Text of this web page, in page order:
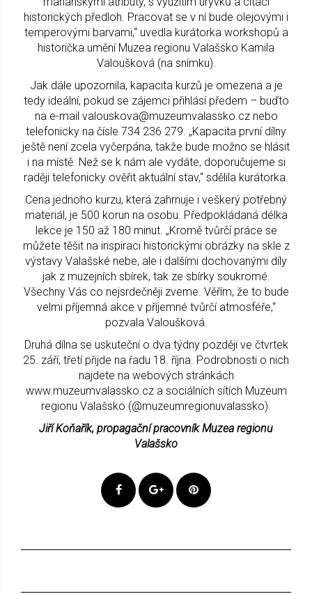
historických předloh. Pracovat se v ní bude olejovými i
temperovými barvami,“ uvedla kurátorka workshopů a
historička umění Muzea regionu Valašsko Kamila
Valoušková (na snímku).
Jak dále upozornila, kapacita kurzů je omezena a je
tedy ideální, pokud se zájemci přihlásí předem – buďto
na e-mail valouskova@muzeumvalassko.cz nebo
telefonicky na čísle 734 236 279. „Kapacita první dílny
ještě není zcela vyčerpána, takže bude možno se hlásit
i na místě. Než se k nám ale vydáte, doporučujeme si
raději telefonicky ověřit aktuální stav,“ sdělila kurátorka.
Cena jednoho kurzu, která zahrnuje i veškerý potřebný
materiál, je 500 korun na osobu. Předpokládaná délka
lekce je 150 až 180 minut. „Kromě tvůrčí práce se
můžete těšit na inspiraci historickými obrázky na skle z
výstavy Valašské nebe, ale i dalšími dochovanými díly
jak z muzejních sbírek, tak ze sbírky soukromé.
Všechny Vás co nejsrdečněji zveme. Věřím, že to bude
velmi příjemná akce v příjemné tvůrčí atmosféře,“
pozvala Valoušková.
Druhá dílna se uskuteční o dva týdny později ve čtvrtek
25. září, třetí přijde na řadu 18. října. Podrobnosti o nich
najdete na webových stránkách
www.muzeumvalassko.cz a sociálních sítích Muzeum
regionu Valašsko (@muzeumregionuvalassko).
Jiří Koňařík, propagační pracovník Muzea regionu
Valašsko